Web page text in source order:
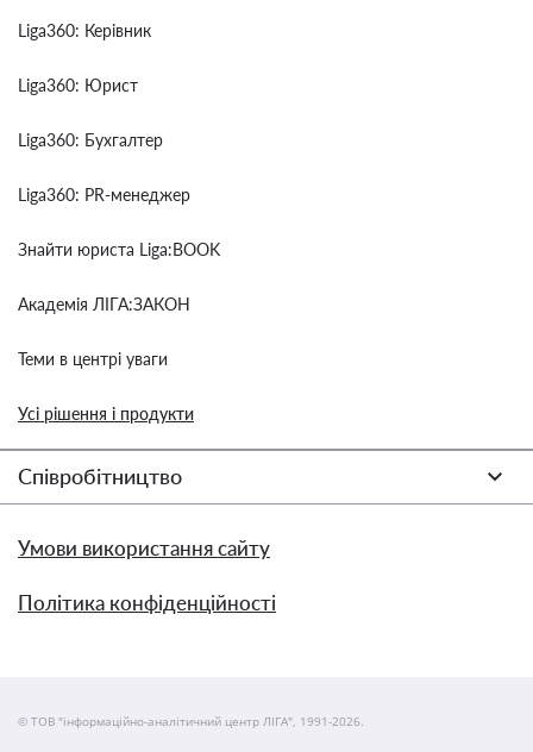
Liga360: Керівник
Liga360: Юрист
Liga360: Бухгалтер
Liga360: PR-менеджер
Знайти юриста Liga:BOOK
Академія ЛІГА:ЗАКОН
Теми в центрі уваги
Усі рішення і продукти
Співробітництво
Умови використання сайту
Політика конфіденційності
© ТОВ "інформаційно-аналітичний центр ЛІГА", 1991-2026.